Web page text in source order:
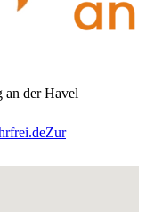
an der Havel
Zur